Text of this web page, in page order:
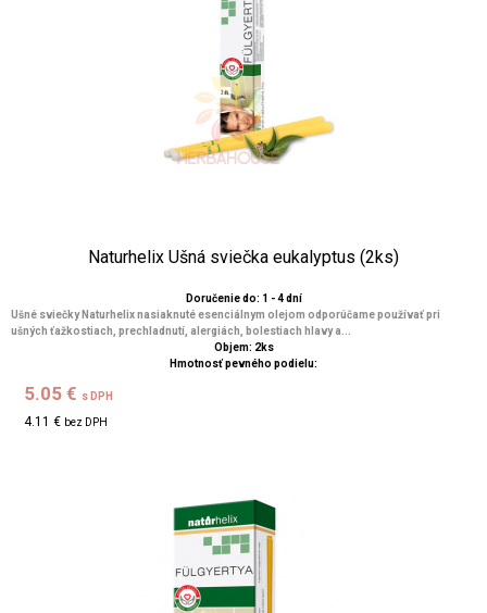
Naturhelix Ušná sviečka eukalyptus (2ks)
Doručenie do: 1 - 4 dní
Ušné sviečky Naturhelix nasiaknuté esenciálnym olejom odporúčame používať pri
ušných ťažkostiach, prechladnutí, alergiách, bolestiach hlavy a...
Objem: 2ks
Hmotnosť pevného podielu:
5.05 € s DPH
4.11 € bez DPH